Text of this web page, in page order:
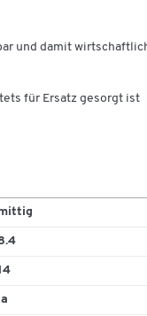
und damit
für Ersatz gesorgt ist